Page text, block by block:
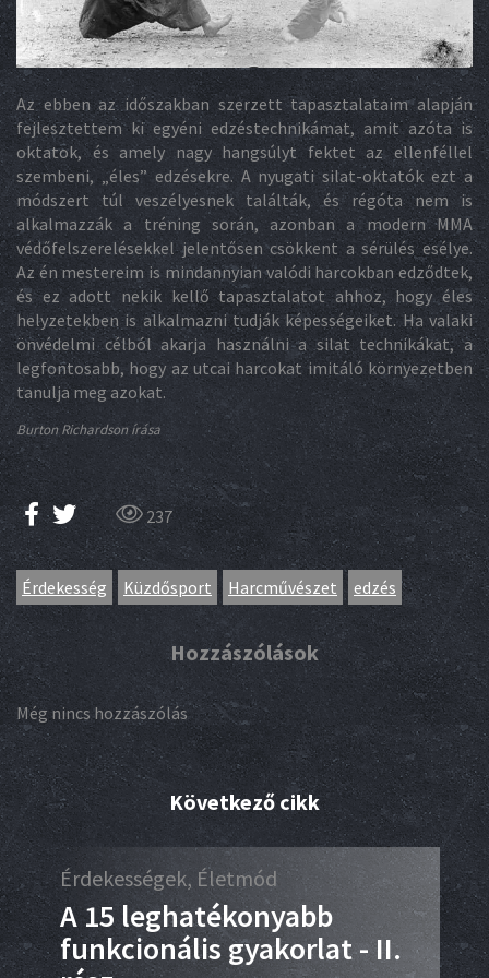
Az ebben az időszakban szerzett tapasztalataim alapján
fejlesztettem ki egyéni edzéstechnikámat, amit azóta is
oktatok, és amely nagy hangsúlyt fektet az ellenféllel
szembeni, „éles” edzésekre. A nyugati silat-oktatók ezt a
módszert túl veszélyesnek találták, és régóta nem is
alkalmazzák a tréning során, azonban a modern MMA
védőfelszerelésekkel jelentősen csökkent a sérülés esélye.
Az én mestereim is mindannyian valódi harcokban edződtek,
és ez adott nekik kellő tapasztalatot ahhoz, hogy éles
helyzetekben is alkalmazni tudják képességeiket. Ha valaki
önvédelmi célból akarja használni a silat technikákat, a
legfontosabb, hogy az utcai harcokat imitáló környezetben
tanulja meg azokat.
Burton Richardson írása
237
Érdekesség Küzdősport Harcművészet edzés
Hozzászólások
Még nincs hozzászólás
Következő cikk
Érdekességek, Életmód
A 15 leghatékonyabb
funkcionális gyakorlat - II.